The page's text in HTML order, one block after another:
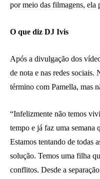
por meio das filmagens, ela
O que diz DJ Ivis
Após a divulgação dos
de nota e nas redes
término com Pamella, mas
“Infelizmente não temos
tempo e já faz uma semana
Estamos tentando de todas
solução. Temos uma filha
conflitos. Desde a